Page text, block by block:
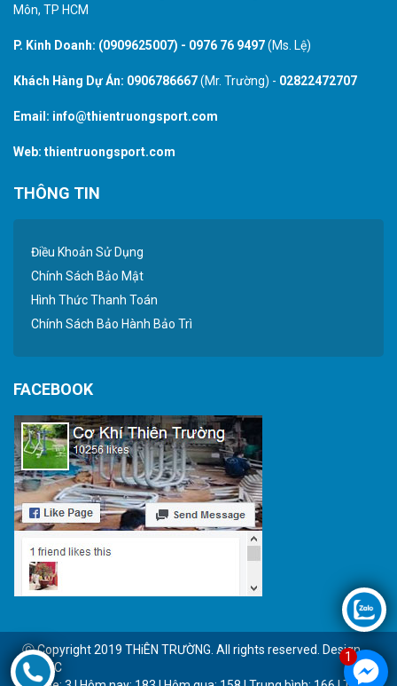
Môn, TP HCM
P. Kinh Doanh: (0909625007) - 0976 76 9497(Ms. Lệ)
Khách Hàng Dự Án: 0906786667(Mr. Trường) - 02822472707
Email: info@thientruongsport.com
Web: thientruongsport.com
THÔNG TIN
Điều Khoản Sử Dụng
Chính Sách Bảo Mật
Hình Thức Thanh Toán
Chính Sách Bảo Hành Bảo Trì
FACEBOOK
Ⓒ Copyright 2019 THiÊN TRƯỜNG. All rights reserved. Design
by BTC
1